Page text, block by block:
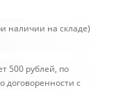
наличии на складе)
500 рублей, по
договоренности с